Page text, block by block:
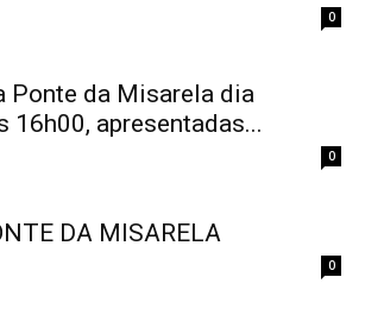
0
Ponte da Misarela dia
apresentadas...
0
DA MISARELA
0